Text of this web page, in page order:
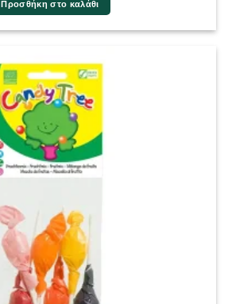
Προσθήκη στο καλάθι